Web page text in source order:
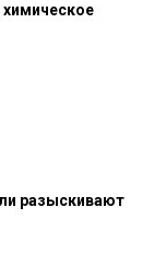
химическое
разыскивают